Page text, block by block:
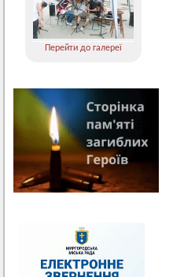
Перейти до галереї